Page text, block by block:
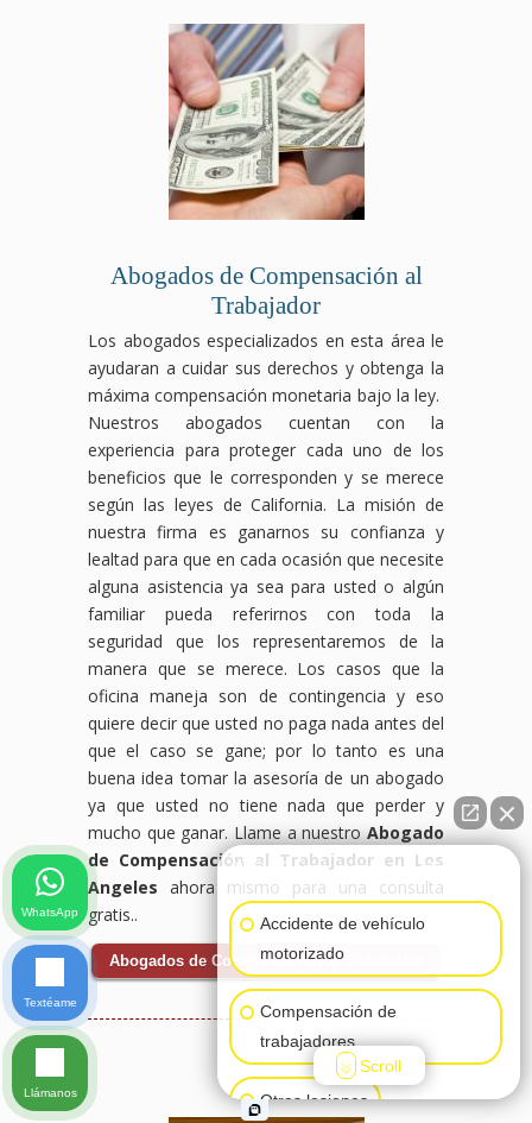
Abogados de Compensación al
Trabajador
Los abogados especializados en esta área le
ayudaran a cuidar sus derechos y obtenga la
máxima compensación monetaria bajo la ley.
Nuestros abogados cuentan con la
experiencia para proteger cada uno de los
beneficios que le corresponden y se merece
según las leyes de California. La misión de
nuestra firma es ganarnos su confianza y
lealtad para que en cada ocasión que necesite
alguna asistencia ya sea para usted o algún
familiar pueda referirnos con toda la
seguridad que los representaremos de la
manera que se merece. Los casos que la
oficina maneja son de contingencia y eso
quiere decir que usted no paga nada antes del
que el caso se gane; por lo tanto es una
buena idea tomar la asesoría de un abogado
ya que usted no tiene nada que perder y
mucho que ganar. Llame a nuestroAbogado
de Compensación al Trabajador en Los
Angeles ahora mismo para una consulta
gratis..
Abogados de Compensación al Trabajador
👋🏼¿Cómo puedo ayudarte?
Accidente de vehículo
motorizado
Compensación de
trabajadores
Otras lesiones
Scroll
WhatsApp
Textéame
Llámanos